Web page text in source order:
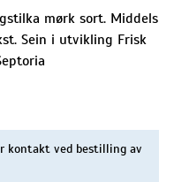
mørk sort. Middels
Sein i utvikling Frisk
kontakt ved bestilling av